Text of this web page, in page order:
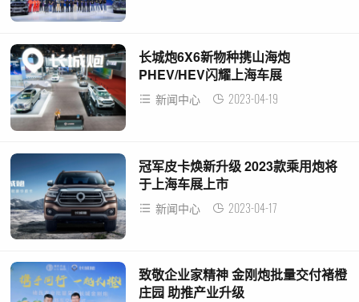
长城炮6X6新物种携山海炮
PHEV/HEV闪耀上海车展
新闻中心 2023-04-19
冠军皮卡焕新升级 2023款乘用炮将
于上海车展上市
新闻中心 2023-04-17
致敬企业家精神 金刚炮批量交付褚橙
庄园 助推产业升级